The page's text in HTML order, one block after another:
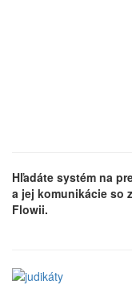
Hľadáte systém na
a jej komunikácie so
Flowii.